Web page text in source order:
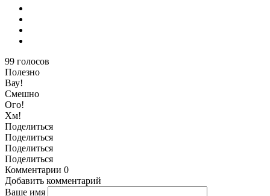
99 голосов
Полезно
Вау!
Смешно
Ого!
Хм!
Поделиться
Поделиться
Поделиться
Поделиться
Комментарии 0
Добавить комментарий
Ваше имя